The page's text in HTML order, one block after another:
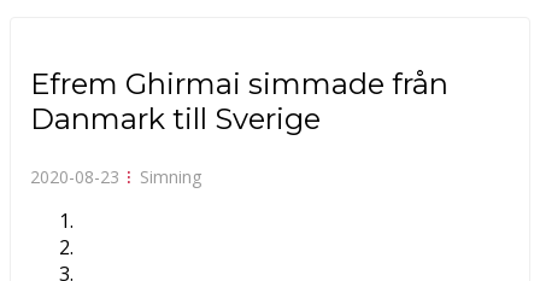
Efrem Ghirmai simmade från
Danmark till Sverige
2020-08-23 ⁝ Simning